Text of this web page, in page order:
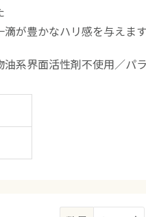
が豊かなハリ感を与えます
系界面活性剤不使用／パ